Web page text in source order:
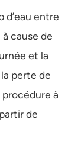
d’eau entre
cause de
et la
perte de
à
de